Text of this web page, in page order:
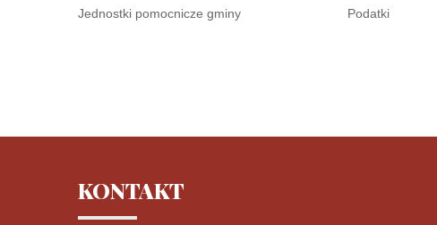
Jednostki pomocnicze gminy Podatki
KONTAKT